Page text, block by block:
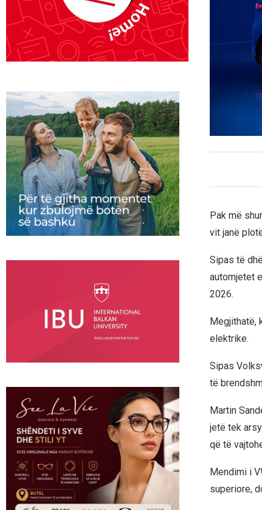
Pak më
vit janë
Sipas të
automjetet
2026.
Megjithatë,
elektrike.
Sipas
të
Martin
jetë tek
që të
Mendimi i
superiore,